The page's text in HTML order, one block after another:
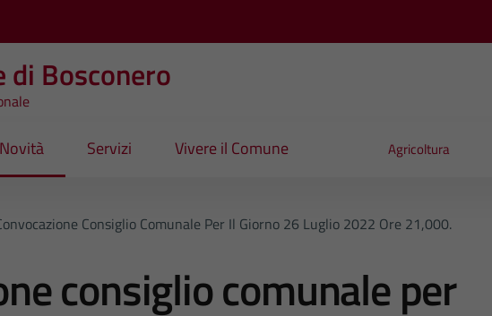
di Bosconero
Novità Servizi Vivere il Comune Agricoltura
Consiglio Comunale Per Il Giorno 26 Luglio 2022 Ore 21,000.
consiglio comunale per